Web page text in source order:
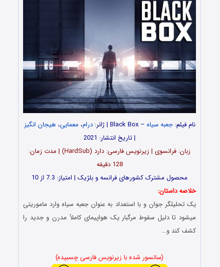
نام فیلم:جعبه سیاه – Black Box | ژانر: درام، معمایی، هیجان انگیز
| تاریخ انتشار: 2021
زبان: فرانسوی | زیرنویس فارسی: دارد (HardSub) | مدت زمان:
128 دقیقه
محصول مشترک کشورهای فرانسه و بلژیک | امتیاز: 7.3 از 10
خلاصه داستان:
یک تحلیلگر جوان و با استعداد به عنوان جعبه سیاه وارد ماموریتی
میشود تا دلیل سقوط مرگبار یک هواپیمای کاملاً مدرن و جدید را
کشف کند و…
(سانسور شده با زیرنویس فارسی چسبیده)